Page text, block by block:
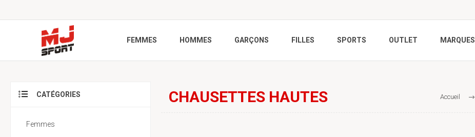
FEMMES HOMMES GARÇONS FILLES SPORTS OUTLET MARQUES
Accueil
CHAUSETTES HAUTES
CATÉGORIES
Femmes